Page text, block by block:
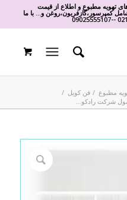
تهویه مطبوع و اطلاع از قیمت
کمپرسور،گازفریون،روغن و... با ما
-
-
09025555107
مطبوع / فن کویل /